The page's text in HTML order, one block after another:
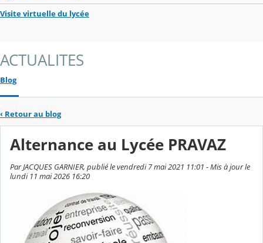
Visite virtuelle du lycée
ACTUALITES
Blog
‹ Retour au blog
Alternance au Lycée PRAVAZ
Par JACQUES GARNIER, publié le vendredi 7 mai 2021 11:01 - Mis à jour le
lundi 11 mai 2026 16:20